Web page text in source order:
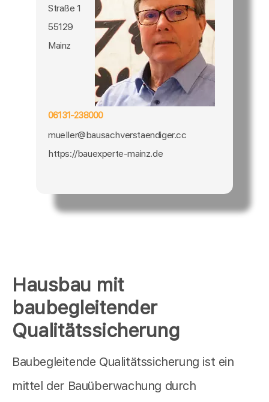
Hausbau mit
baubegleitender
Qualitätssicherung
Baubegleitende Qualitätssicherung ist ein
mittel der Bauüberwachung durch
Straße 1
55129
Mainz
06131-238000
mueller@bausachverstaendiger.cc
https://bauexperte-mainz.de